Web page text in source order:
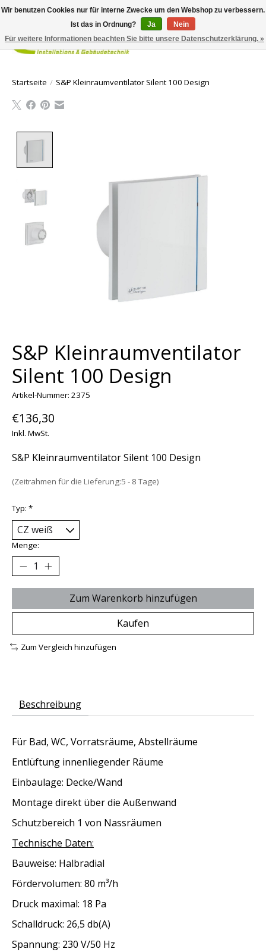
Ihr
Startseite / S&P Kleinraumventilator Silent 100 Design
S&P Kleinraumventilator
Silent 100 Design
Artikel-Nummer: 2375
€136,30
Inkl. MwSt.
S&P Kleinraumventilator Silent 100 Design
(Zeitrahmen für die Lieferung:5 - 8 Tage)
Typ: *
Menge:
Zum Warenkorb hinzufügen
Kaufen
Zum Vergleich hinzufügen
Beschreibung
Für Bad, WC, Vorratsräume, Abstellräume
Entlüftung innenliegender Räume
Einbaulage: Decke/Wand
Montage direkt über die Außenwand
Schutzbereich 1 von Nassräumen
Technische Daten:
Bauweise: Halbradial
Fördervolumen: 80 m³/h
Druck maximal: 18 Pa
Schalldruck: 26,5 db(A)
Spannung: 230 V/50 Hz
Wir benutzen Cookies nur für interne Zwecke um den Webshop zu verbessern.
Ist das in Ordnung?
Ja
Nein
Für weitere Informationen beachten Sie bitte unsere Datenschutzerklärung. »